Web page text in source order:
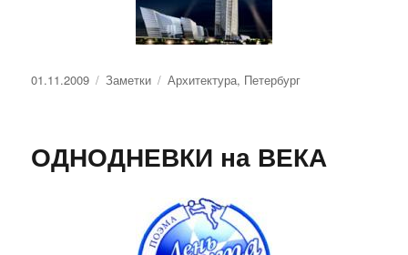
Опубликовано
01.11.2009 Рубрики
Заметки Метки
Архитектура, Петербург
ОДНОДНЕВКИ на ВЕКА